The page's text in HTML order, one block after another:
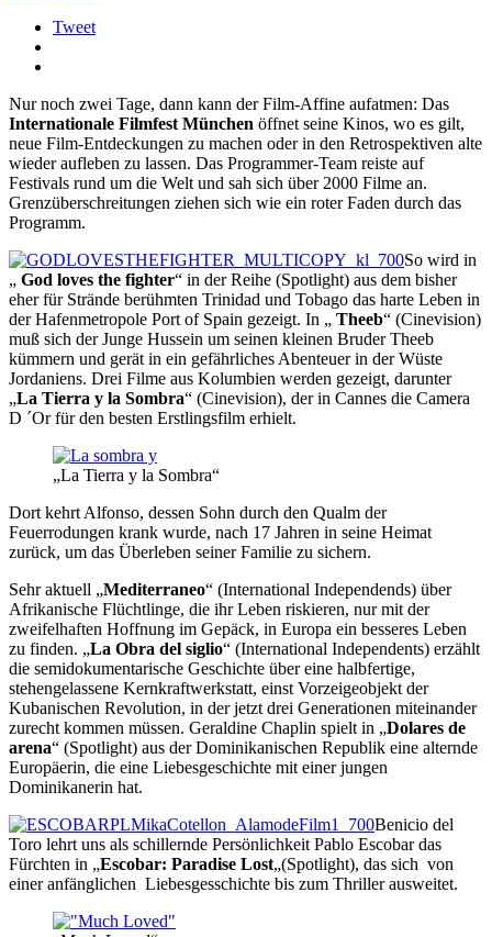
Tweet
Nur noch zwei Tage, dann kann der Film-Affine aufatmen: Das
Internationale Filmfest München öffnet seine Kinos, wo es gilt,
neue Film-Entdeckungen zu machen oder in den Retrospektiven alte
wieder aufleben zu lassen. Das Programmer-Team reiste auf
Festivals rund um die Welt und sah sich über 2000 Filme an.
Grenzüberschreitungen ziehen sich wie ein roter Faden durch das
Programm.
So wird in
„ God loves the fighter“ in der Reihe (Spotlight) aus dem bisher
eher für Strände berühmten Trinidad und Tobago das harte Leben in
der Hafenmetropole Port of Spain gezeigt. In „ Theeb“ (Cinevision)
muß sich der Junge Hussein um seinen kleinen Bruder Theeb
kümmern und gerät in ein gefährliches Abenteuer in der Wüste
Jordaniens. Drei Filme aus Kolumbien werden gezeigt, darunter
„La Tierra y la Sombra“ (Cinevision), der in Cannes die Camera
D ´Or für den besten Erstlingsfilm erhielt.
„La Tierra y la Sombra“
Dort kehrt Alfonso, dessen Sohn durch den Qualm der
Feuerrodungen krank wurde, nach 17 Jahren in seine Heimat
zurück, um das Überleben seiner Familie zu sichern.
Sehr aktuell „Mediterraneo“ (International Independends) über
Afrikanische Flüchtlinge, die ihr Leben riskieren, nur mit der
zweifelhaften Hoffnung im Gepäck, in Europa ein besseres Leben
zu finden. „La Obra del siglio“ (International Independents) erzählt
die semidokumentarische Geschichte über eine halbfertige,
stehengelassene Kernkraftwerkstatt, einst Vorzeigeobjekt der
Kubanischen Revolution, in der jetzt drei Generationen miteinander
zurecht kommen müssen. Geraldine Chaplin spielt in „Dolares de
arena“ (Spotlight) aus der Dominikanischen Republik eine alternde
Europäerin, die eine Liebesgeschichte mit einer jungen
Dominikanerin hat.
Benicio del
Toro lehrt uns als schillernde Persönlichkeit Pablo Escobar das
Fürchten in „Escobar: Paradise Lost„(Spotlight), das sich von
einer anfänglichen Liebesgesschichte bis zum Thriller ausweitet.